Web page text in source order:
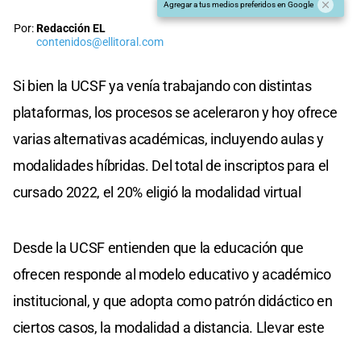
Agregar a tus medios preferidos en Google
Por:Redacción EL
contenidos@ellitoral.com
Si bien la UCSF ya venía trabajando con distintas
plataformas, los procesos se aceleraron y hoy ofrece
varias alternativas académicas, incluyendo aulas y
modalidades híbridas. Del total de inscriptos para el
cursado 2022, el 20% eligió la modalidad virtual
Desde la UCSF entienden que la educación que
ofrecen responde al modelo educativo y académico
institucional, y que adopta como patrón didáctico en
ciertos casos, la modalidad a distancia. Llevar este